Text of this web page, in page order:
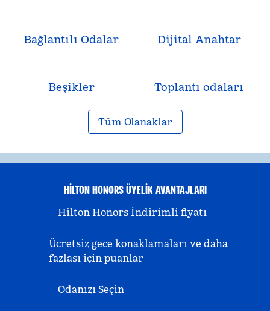
Bağlantılı Odalar Dijital Anahtar
Beşikler Toplantı odaları
Tüm Olanaklar
HILTON HONORS ÜYELIK AVANTAJLARI
Hilton Honors İndirimli fiyatı
Ücretsiz gece konaklamaları ve daha
fazlası için puanlar
Odanızı Seçin